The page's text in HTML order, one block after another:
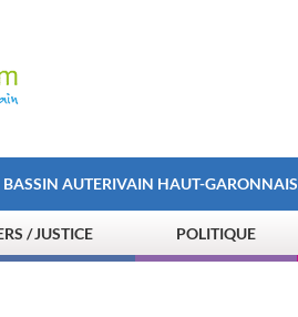
BASSIN AUTERIVAIN HAUT-GARONNAIS
/ JUSTICE POLITIQUE